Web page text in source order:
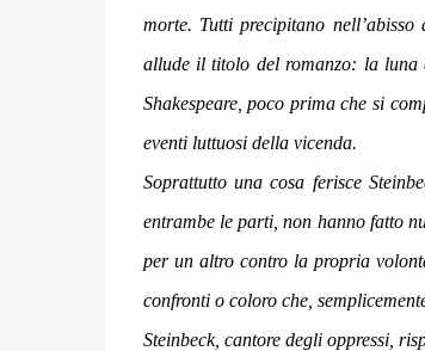
morte. Tutti precipitano
allude il titolo del romanzo: la
Shakespeare, poco prima che si
eventi luttuosi della vicenda.
Soprattutto una cosa ferisce
entrambe le parti, non hanno fatto
per un altro contro la propria
confronti o coloro che,
Steinbeck, cantore degli oppressi,